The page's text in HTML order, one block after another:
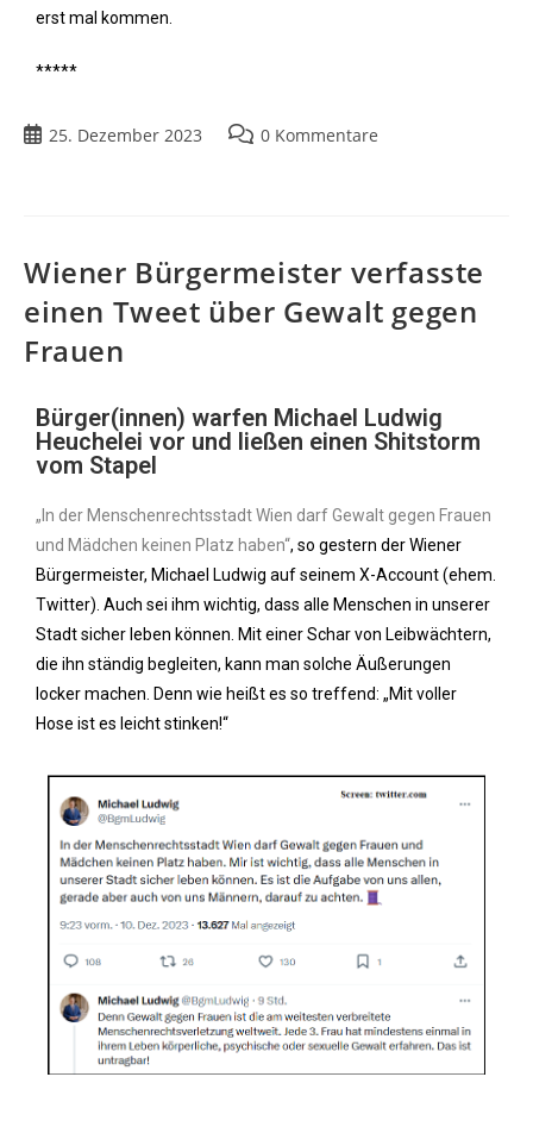
erst mal kommen.
*****
25. Dezember 2023 0 Kommentare
Wiener Bürgermeister verfasste
einen Tweet über Gewalt gegen
Frauen
Bürger(innen) warfen Michael Ludwig
Heuchelei vor und ließen einen Shitstorm
vom Stapel
„In der Menschenrechtsstadt Wien darf Gewalt gegen Frauen
und Mädchen keinen Platz haben“, so gestern der Wiener
Bürgermeister, Michael Ludwig auf seinem X-Account (ehem.
Twitter). Auch sei ihm wichtig, dass alle Menschen in unserer
Stadt sicher leben können. Mit einer Schar von Leibwächtern,
die ihn ständig begleiten, kann man solche Äußerungen
locker machen. Denn wie heißt es so treffend: „Mit voller
Hose ist es leicht stinken!“